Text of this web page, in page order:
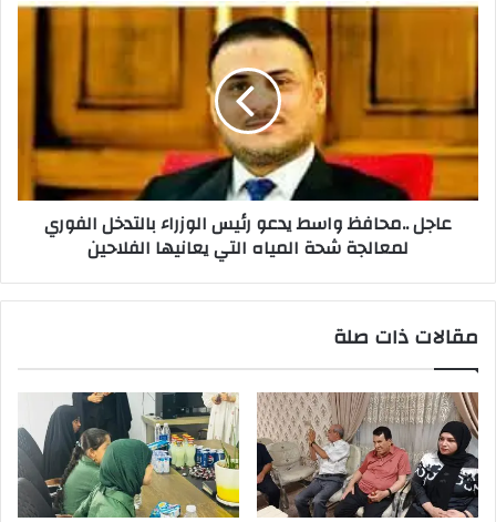
عاجل
رئيس
بالتدخل
لمعالجة
عاجل ..محافظ واسط يدعو رئيس الوزراء بالتدخل الفوري
لمعالجة شحة المياه التي يعانيها الفلاحين
مقالات ذات صلة